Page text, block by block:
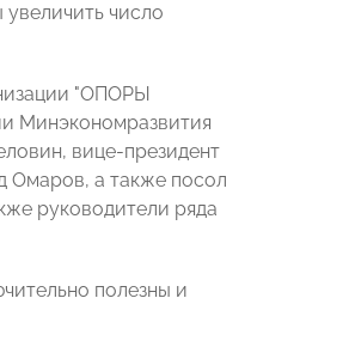
число
"ОПОРЫ
Минэкономразвития
вице-президент
Омаров, а также посол
руководители ряда
полезны и